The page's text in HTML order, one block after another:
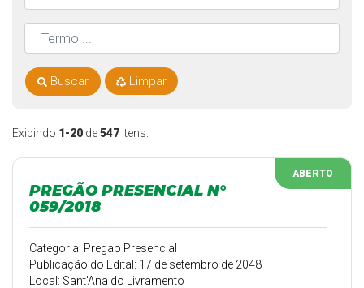
Exibindo 1-20 de547 itens.
ABERTO
PREGÃO PRESENCIAL N°
059/2018
Categoria: Pregao Presencial
Publicação do Edital: 17 de setembro de 2048
Local: Sant'Ana do Livramento
Buscar Limpar